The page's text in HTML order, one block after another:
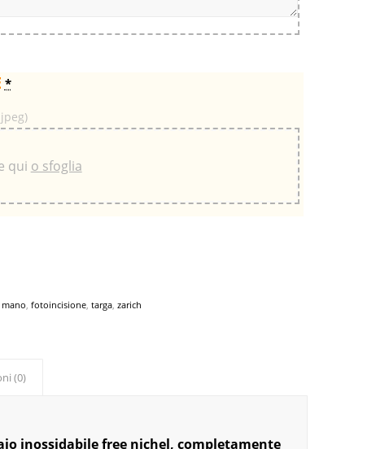
*
qui o sfoglia
, fotoincisione, targa, zarich
(0)
inossidabile free nichel, completamente